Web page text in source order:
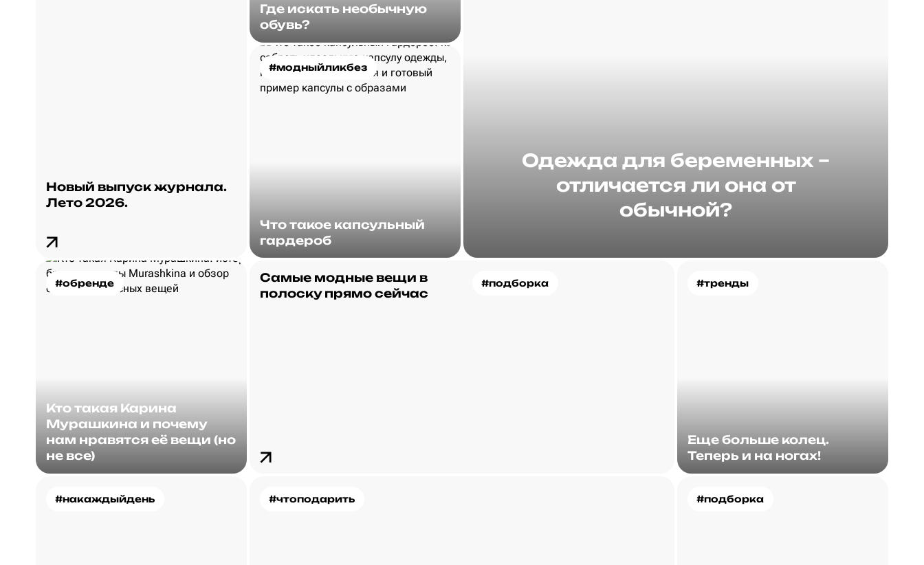
Новый выпуск журнала.
Лето 2026.
Где искать необычную
обувь?
Одежда для беременных –
отличается ли она от
обычной?
#модныйликбез
Что такое капсульный
гардероб
#обренде
Кто такая Карина
Мурашкина и почему
нам нравятся её вещи (но
не все)
#подборка
Самые модные вещи в
полоску прямо сейчас
#тренды
Еще больше колец.
Теперь и на ногах!
#накаждыйдень #чтоподарить #подборка